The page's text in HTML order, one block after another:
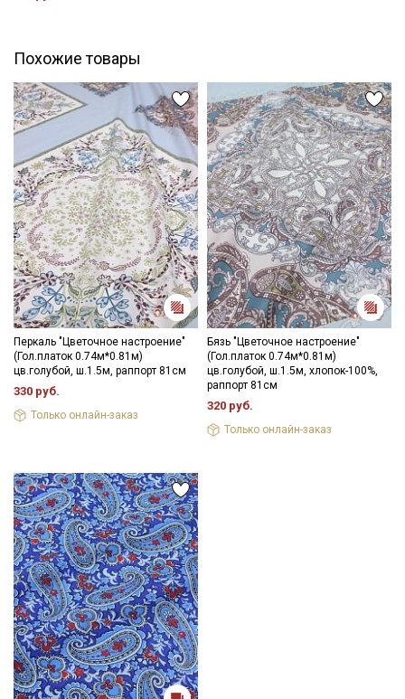
зависимости от партии.
Похожие товары
Перкаль "Цветочное настроение"
(Гол.платок 0.74м*0.81м)
цв.голубой, ш.1.5м, раппорт 81см
330 руб.
Только онлайн-заказ
Бязь "Цветочное настроение"
(Гол.платок 0.74м*0.81м)
цв.голубой, ш.1.5м, хлопок-100%,
раппорт 81см
320 руб.
Только онлайн-заказ
ДаюСогласие на получение рекламных и
информационных рассылок